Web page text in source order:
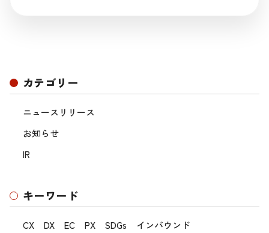
カテゴリー
ニュースリリース
お知らせ
IR
キーワード
CX DX EC PX SDGs
インバウンド